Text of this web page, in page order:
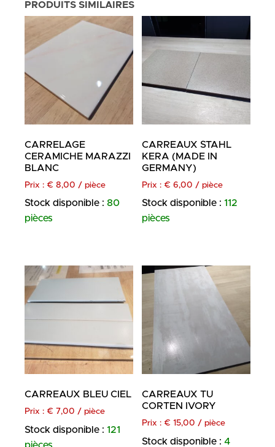
PRODUITS SIMILAIRES
CARRELAGE
CERAMICHE MARAZZI
BLANC
Prix : € 8,00 / pièce
Stock disponible : 80
pièces
CARREAUX STAHL
KERA (MADE IN
GERMANY)
Prix : € 6,00 / pièce
Stock disponible : 112
pièces
CARREAUX BLEU CIEL
Prix : € 7,00 / pièce
Stock disponible : 121
pièces
CARREAUX TU
CORTEN IVORY
Prix : € 15,00 / pièce
Stock disponible :4